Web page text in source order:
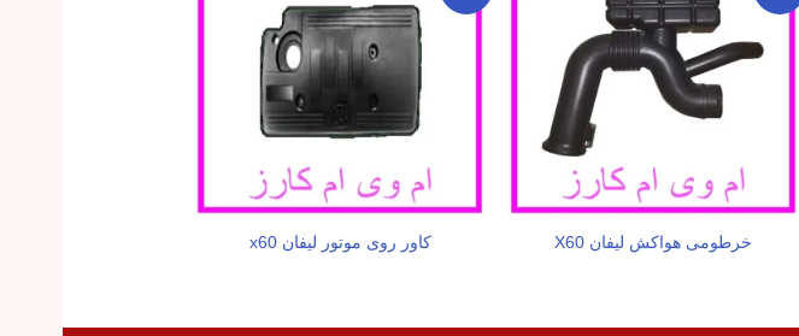
خرطومی هواکش لیفان X60 کاور روی موتور لیفان x60